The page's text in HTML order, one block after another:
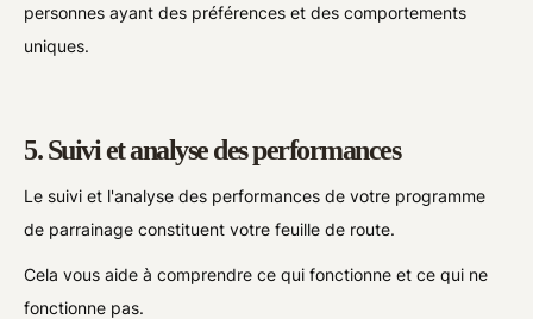
personnes ayant des préférences et des comportements
uniques.
5. Suivi et analyse des performances
Le suivi et l'analyse des performances de votre programme
de parrainage constituent votre feuille de route.
Cela vous aide à comprendre ce qui fonctionne et ce qui ne
fonctionne pas.